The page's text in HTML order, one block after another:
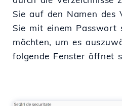
Sie auf den Namen des
Sie mit einem Passwort
möchten, um es
folgende Fenster öffnet